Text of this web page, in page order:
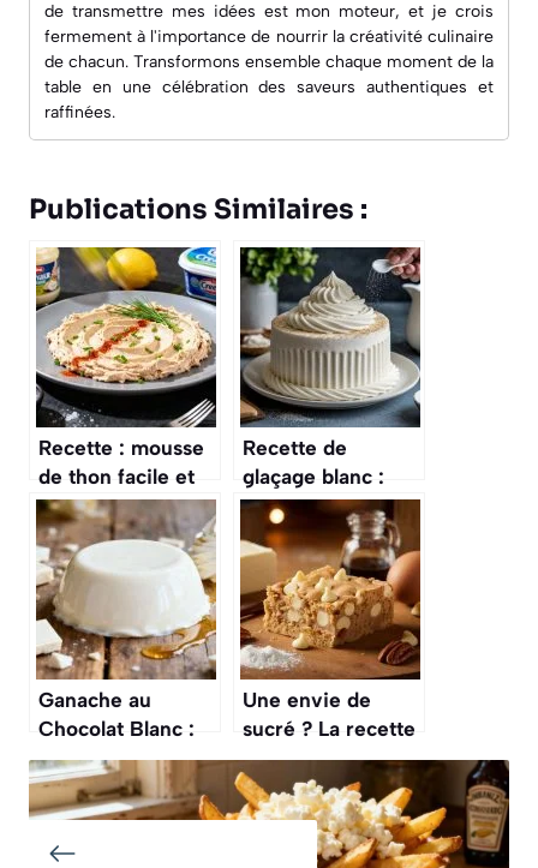
de transmettre mes idées est mon moteur, et je crois
fermement à l'importance de nourrir la créativité culinaire
de chacun. Transformons ensemble chaque moment de la
table en une célébration des saveurs authentiques et
raffinées.
Publications Similaires :
Recette : mousse
de thon facile et
rapide
Recette de
glaçage blanc :
préparation facile
et rapide
Ganache au
Chocolat Blanc :
recette Facile et
Délicieuse
Une envie de
sucré ? La recette
du « blondie »aux
pépites de
chocolat blanc